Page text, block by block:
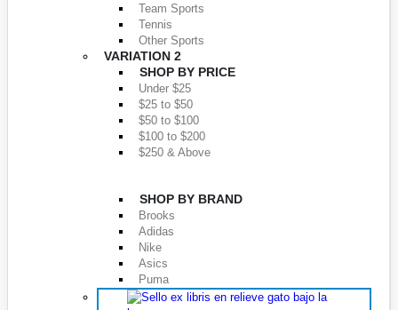
Team Sports
Tennis
Other Sports
VARIATION 2
SHOP BY PRICE
Under $25
$25 to $50
$50 to $100
$100 to $200
$250 & Above
SHOP BY BRAND
Brooks
Adidas
Nike
Asics
Puma